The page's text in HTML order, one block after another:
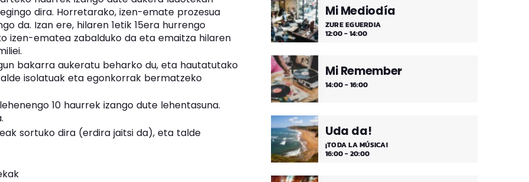
dira. Horretarako, izen-emate prozesua
da. Izan ere, hilaren 1etik 15era hurrengo
izen-ematea zabalduko da eta emaitza hilaren
bakarra aukeratu beharko du, eta hautatutako
isolatuak eta egonkorrak bermatzeko
10 haurrek izango dute lehentasuna.
sortuko dira (erdira jaitsi da), eta talde
Mi Mediodía
ZURE EGUERDIA
12:00 - 14:00
Mi Remember
14:00 - 16:00
Uda da!
¡TODA LA MÚSICA!
16:00 - 20:00